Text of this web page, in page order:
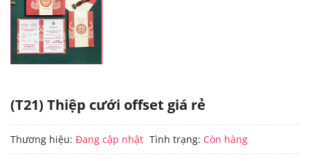
(T21) Thiệp cưới offset giá rẻ
Thương hiệu: Đang cập nhật Tình trạng: Còn hàng